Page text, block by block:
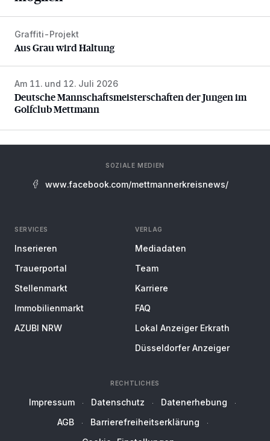
Aus Grau wird Haltung
Graffiti-Projekt
Aus Grau wird Haltung
Deutsche Mannschaftsmeisterschaften der Jungen im
Am 11. und 12. Juli 2026
Deutsche Mannschaftsmeisterschaften der Jungen im
Golfclub Mettmann
SOZIALE MEDIEN
www.facebook.com/mettmannerkreisnews/
SERVICES
Inserieren
Trauerportal
Stellenmarkt
Immobilienmarkt
AZUBI NRW
VERLAG
Mediadaten
Team
Karriere
FAQ
Lokal Anzeiger Erkrath
Düsseldorfer Anzeiger
RECHTLICHES
Impressum Datenschutz
Datenerhebung
AGB
Barrierefreiheitserklärung